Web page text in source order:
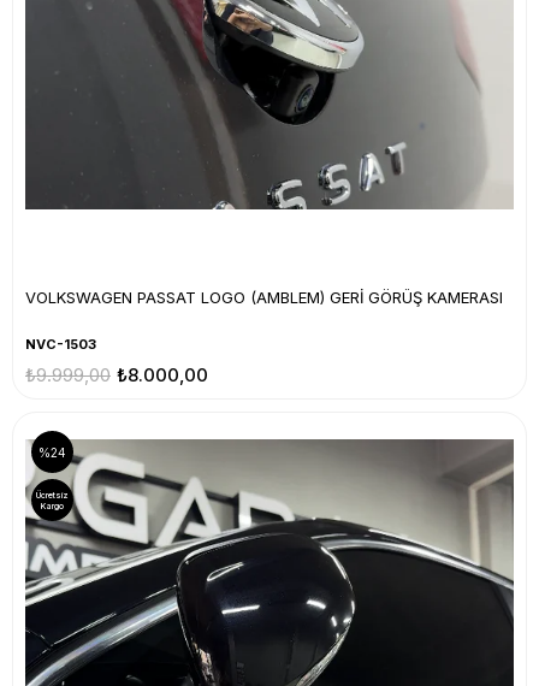
VOLKSWAGEN PASSAT LOGO (AMBLEM) GERİ GÖRÜŞ KAMERASI
NVC-1503
₺8.000,00
₺9.999,00
%24
Ücretsiz
Kargo